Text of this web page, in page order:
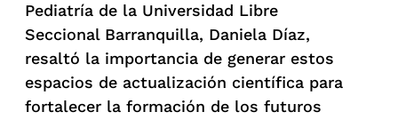
Pediatría de la Universidad Libre
Seccional Barranquilla, Daniela Díaz,
resaltó la importancia de generar estos
espacios de actualización científica para
fortalecer la formación de los futuros